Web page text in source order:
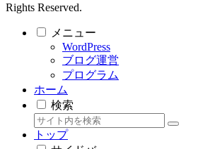
Rights Reserved.
メニュー
WordPress
ブログ運営
プログラム
ホーム
検索
トップ